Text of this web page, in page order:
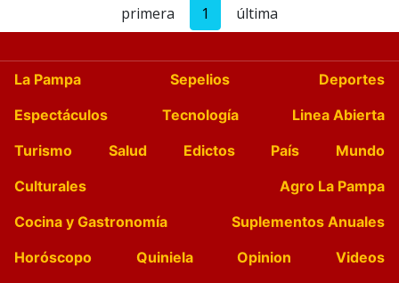
primera 1 última
La Pampa Sepelios
Deportes
Espectáculos
Tecnología
Linea Abierta
Turismo
Salud Edictos País
Mundo
Culturales
Agro La Pampa
Cocina y Gastronomía
Suplementos Anuales
Horóscopo
Quiniela Opinion
Videos